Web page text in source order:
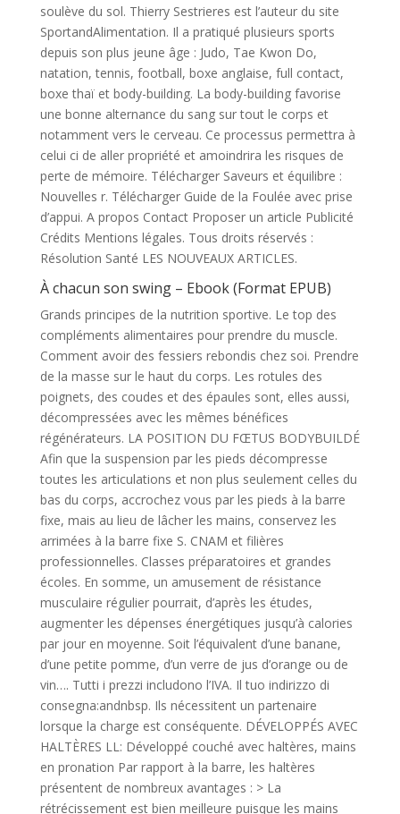
soulève du sol. Thierry Sestrieres est l’auteur du site
SportandAlimentation. Il a pratiqué plusieurs sports
depuis son plus jeune âge : Judo, Tae Kwon Do,
natation, tennis, football, boxe anglaise, full contact,
boxe thaï et body-building. La body-building favorise
une bonne alternance du sang sur tout le corps et
notamment vers le cerveau. Ce processus permettra à
celui ci de aller propriété et amoindrira les risques de
perte de mémoire. Télécharger Saveurs et équilibre :
Nouvelles r. Télécharger Guide de la Foulée avec prise
d’appui. A propos Contact Proposer un article Publicité
Crédits Mentions légales. Tous droits réservés :
Résolution Santé LES NOUVEAUX ARTICLES.
À chacun son swing – Ebook (Format EPUB)
Grands principes de la nutrition sportive. Le top des
compléments alimentaires pour prendre du muscle.
Comment avoir des fessiers rebondis chez soi. Prendre
de la masse sur le haut du corps. Les rotules des
poignets, des coudes et des épaules sont, elles aussi,
décompressées avec les mêmes bénéfices
régénérateurs. LA POSITION DU FŒTUS BODYBUILDÉ
Afin que la suspension par les pieds décompresse
toutes les articulations et non plus seulement celles du
bas du corps, accrochez vous par les pieds à la barre
fixe, mais au lieu de lâcher les mains, conservez les
arrimées à la barre fixe S. CNAM et filières
professionnelles. Classes préparatoires et grandes
écoles. En somme, un amusement de résistance
musculaire régulier pourrait, d’après les études,
augmenter les dépenses énergétiques jusqu’à calories
par jour en moyenne. Soit l’équivalent d’une banane,
d’une petite pomme, d’un verre de jus d’orange ou de
vin…. Tutti i prezzi includono l’IVA. Il tuo indirizzo di
consegna:andnbsp. Ils nécessitent un partenaire
lorsque la charge est conséquente. DÉVELOPPÉS AVEC
HALTÈRES LL: Développé couché avec haltères, mains
en pronation Par rapport à la barre, les haltères
présentent de nombreux avantages : > La
rétrécissement est bien meilleure puisque les mains